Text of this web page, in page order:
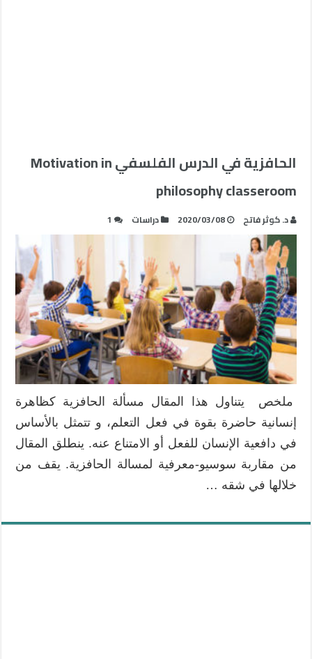
الحافزية في الدرس الفلسفي Motivation in
philosophy classeroom
د. كوثر فاتح 2020/03/08 دراسات 1
ملخص يتناول هذا المقال مسألة الحافزية كظاهرة
إنسانية حاضرة بقوة في فعل التعلم، و تتمثل بالأساس
في دافعية الإنسان للفعل أو الامتناع عنه. ينطلق المقال
من مقاربة سوسيو-معرفية لمسالة الحافزية. يقف من
خلالها في شقه …